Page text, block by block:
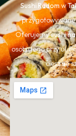
Sushi Radomw
przygotowywane
Oferujemysushi
osobistego przy ul.
ciesz się